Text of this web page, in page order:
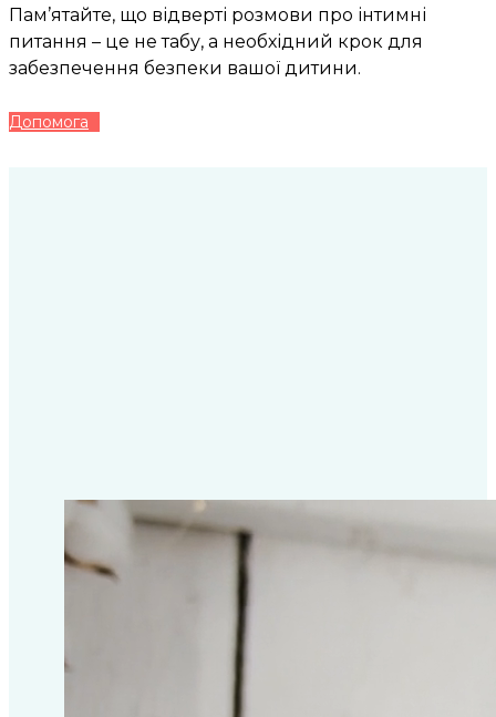
Пам’ятайте, що відверті розмови про інтимні
питання – це не табу, а необхідний крок для
забезпечення безпеки вашої дитини.
Допомога